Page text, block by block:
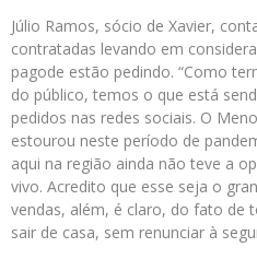
Júlio Ramos, sócio de Xavier,
contratadas levando em
pagode estão pedindo. “Como
do público, temos o que está
pedidos nas redes sociais. O
estourou neste período de
aqui na região ainda não teve a
vivo. Acredito que esse seja o
vendas, além, é claro, do fato de
sair de casa, sem renunciar à